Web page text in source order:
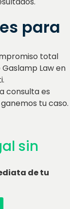
para
total
Law en
consulta es
tu caso.
sin
de tu